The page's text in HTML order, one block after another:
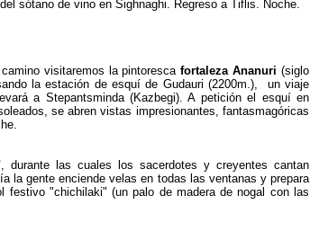
sótano de vino en Sighnaghi. Regreso a Tiflis. Noche.
visitaremos la pintorescafortaleza Ananuri (siglo
la estación de esquí de Gudauri (2200m.), un viaje
a Stepantsminda (Kazbegi). A petición el esquí en
se abren vistas impresionantes, fantasmagóricas
, durante las cuales los sacerdotes y creyentes cantan
la gente enciende velas en todas las ventanas y prepara
"chichilaki" (un palo de madera de nogal con las